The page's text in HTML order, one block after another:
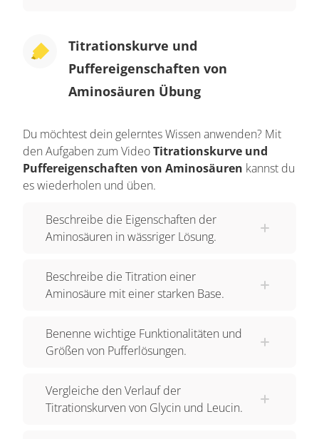
werden Aminosäuren mit einer solchen Formel
dargestellt. Ganz klar ist hier, dass man hier nur 1
einprotonige Säure. Wenn man das
Aminosäuremolekül protoniert, das heißt, bei
geringen pH-Werten, so erhält man die protonierte
Form. Die Protonierung setzt am Stickstoffatom
Protonen abspalten. Zu bemerken sei noch, dass
das Aminosäuremolekül in der Normalform
praktisch fast nie existent ist. Das Kation, welches
somit 2 Protonen abspalten, nämlich einmal vom
Proton, was sich am Stickstoffatom befindet und 2.
Diese Tatsache hat Auswirkungen auf Zweierlei:
Base.
Titrationskurve und
Puffereigenschaften von
Aminosäuren Übung
Du möchtest dein gelerntes Wissen anwenden? Mit
den Aufgaben zum VideoTitrationskurve und
Puffereigenschaften von Aminosäuren kannst du
es wiederholen und üben.
Beschreibe die Eigenschaften der
Aminosäuren in wässriger Lösung.
Beschreibe die Titration einer
Aminosäure mit einer starken Base.
Benenne wichtige Funktionalitäten und
Größen von Pufferlösungen.
Vergleiche den Verlauf der
Titrationskurven von Glycin und Leucin.